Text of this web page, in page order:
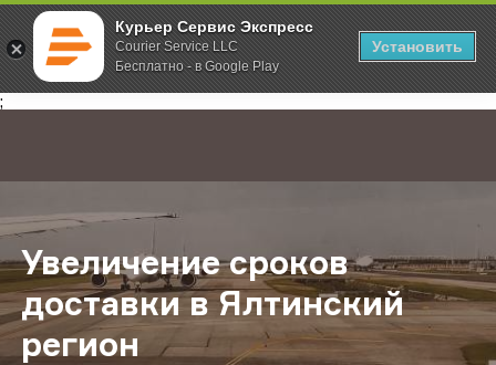
Курьер Сервис Экспресс
Courier Service LLC
Бесплатно - в Google Play
Установить
;
Главная О компании Новости Увеличение сроков доставки в
Увеличение сроков
доставки в Ялтинский
регион